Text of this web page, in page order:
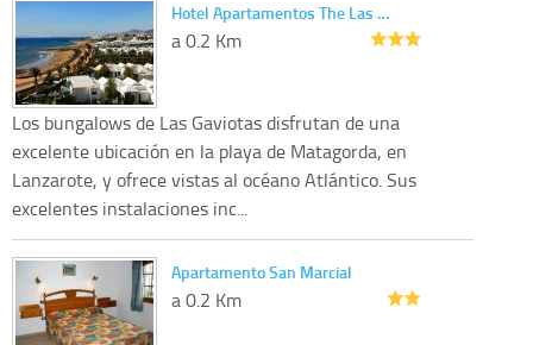
Hotel Apartamentos The Las …
a 0.2 Km
Los bungalows de Las Gaviotas disfrutan de una
excelente ubicación en la playa de Matagorda, en
Lanzarote, y ofrece vistas al océano Atlántico. Sus
excelentes instalaciones inc...
Apartamento San Marcial
a 0.2 Km